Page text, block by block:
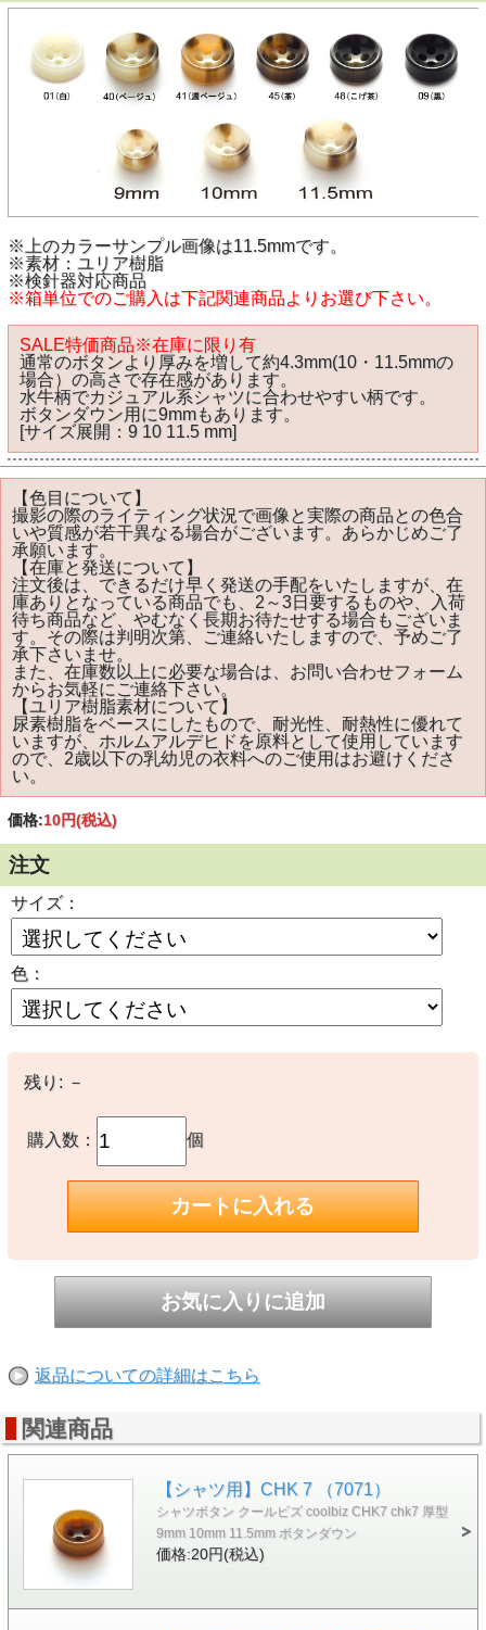
※上のカラーサンプル画像は11.5mmです。
※素材：ユリア樹脂
※検針器対応商品
※箱単位でのご購入は下記関連商品よりお選び下さい。
SALE特価商品※在庫に限り有
通常のボタンより厚みを増して約4.3mm(10・11.5mmの
場合）の高さで存在感があります。
水牛柄でカジュアル系シャツに合わせやすい柄です。
ボタンダウン用に9mmもあります。
[サイズ展開：9 10 11.5 mm]
【色目について】
撮影の際のライティング状況で画像と実際の商品との色合
いや質感が若干異なる場合がございます。あらかじめご了
承願います。
【在庫と発送について】
注文後は、できるだけ早く発送の手配をいたしますが、在
庫ありとなっている商品でも、2～3日要するものや、入荷
待ち商品など、やむなく長期お待たせする場合もございま
す。その際は判明次第、ご連絡いたしますので、予めご了
承下さいませ。
また、在庫数以上に必要な場合は、お問い合わせフォーム
からお気軽にご連絡下さい。
【ユリア樹脂素材について】
尿素樹脂をベースにしたもので、耐光性、耐熱性に優れて
いますが、ホルムアルデヒドを原料として使用しています
ので、2歳以下の乳幼児の衣料へのご使用はお避けくださ
い。
価格:10円(税込)
注文
サイズ：
色：
残り: －
購入数： 個
返品についての詳細はこちら
関連商品
【シャツ用】CHK 7 （7071）
シャツボタン クールビズ coolbiz CHK7 chk7 厚型
9mm 10mm 11.5mm ボタンダウン
価格:20円(税込)